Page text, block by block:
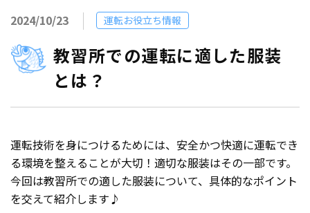
2024/10/23 運転お役立ち情報
教習所での運転に適した服装
とは？
運転技術を身につけるためには、安全かつ快適に運転でき
る環境を整えることが大切！適切な服装はその一部です。
今回は教習所での適した服装について、具体的なポイント
を交えて紹介します♪